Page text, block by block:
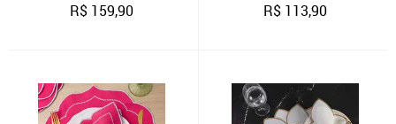
R$ 159,90 R$ 113,90